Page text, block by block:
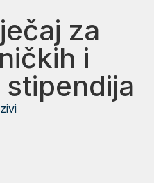
za
i